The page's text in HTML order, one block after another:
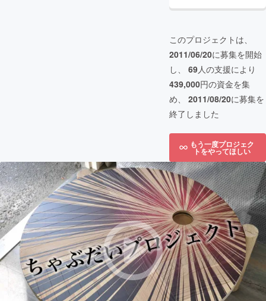
このプロジェクトは、
2011/06/20に募集を開始
し、 69人の支援により
439,000円の資金を集
め、 2011/08/20に募集を
終了しました
もう一度プロジェク
トをやってほしい